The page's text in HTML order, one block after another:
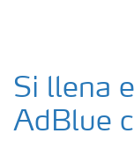
Si llena
AdBlue